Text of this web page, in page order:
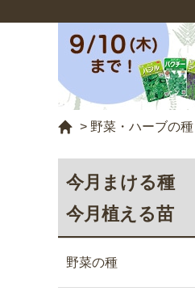
> 野菜・ハーブの
今月まける種
今月植える苗
野菜の種